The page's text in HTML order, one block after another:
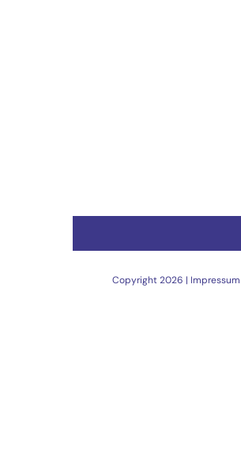
Copyright2026 | Impressum